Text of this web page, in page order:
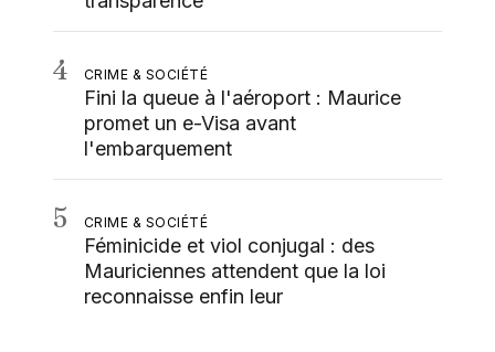
4 CRIME & SOCIÉTÉ
Fini la queue à l'aéroport : Maurice
promet un e-Visa avant
l'embarquement
5 CRIME & SOCIÉTÉ
Féminicide et viol conjugal : des
Mauriciennes attendent que la loi
reconnaisse enfin leur